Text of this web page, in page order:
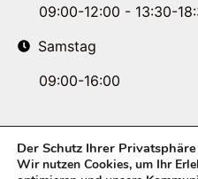
09:00-12:00 - 13:30-
Samstag
09:00-16:00
Der Schutz Ihrer
Wir nutzen Cookies, um Ihr